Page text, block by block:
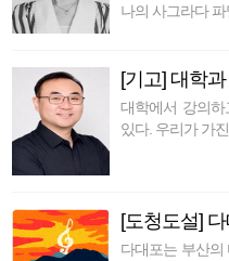
나의 사그라다 파
[기고] 대학
대학에서 강의
있다. 우리가 가진
[도청도설]
다대포는 부산의